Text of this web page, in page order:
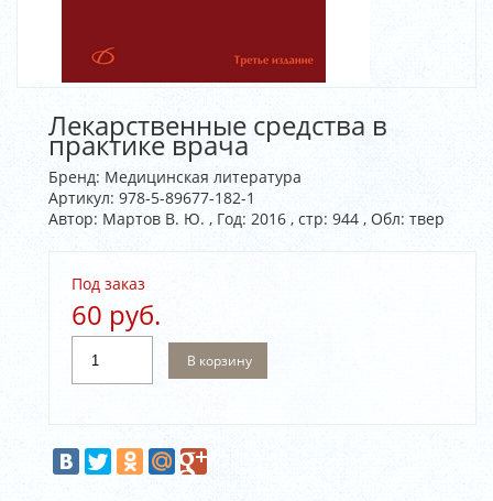
Лекарственные средства в
практике врача
Бренд: Медицинская литература
Артикул: 978-5-89677-182-1
Автор: Мартов В. Ю. , Год: 2016 , стр: 944 , Обл: твер
Под заказ
60 руб.
В корзину